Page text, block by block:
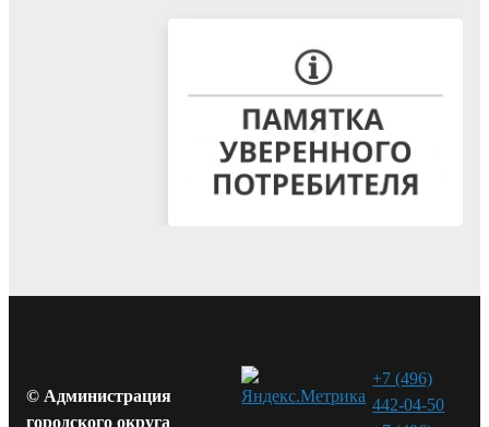
© Администрация
городского округа
+7 (496)
442-04-50